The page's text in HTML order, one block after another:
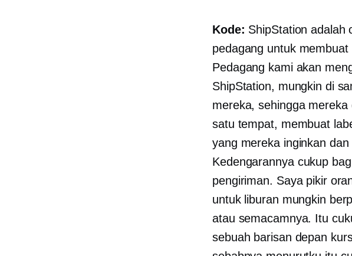
Kode: ShipStation adalah
pedagang untuk
Pedagang kami akan
ShipStation, mungkin di
mereka, sehingga
satu tempat, membuat
yang mereka inginkan
Kedengarannya cukup
pengiriman. Saya pikir
untuk liburan mungkin
atau semacamnya. Itu
sebuah barisan depan